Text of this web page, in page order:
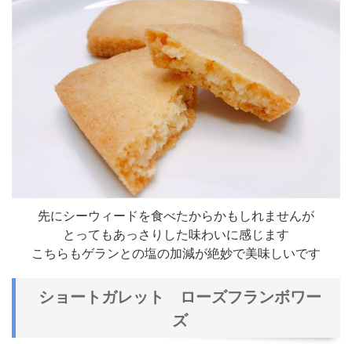
先にシーウィードを食べたからかもしれませんが
とってもあっさりした味わいに感じます
こちらもゲランとの塩の加減が絶妙で美味しいです
ショートガレット ローズフランボワー
ズ